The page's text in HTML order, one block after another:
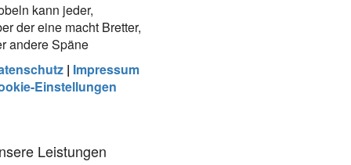
kann jeder,
der eine macht Bretter,
andere Späne
| Impressum
Einstellungen
Leistungen